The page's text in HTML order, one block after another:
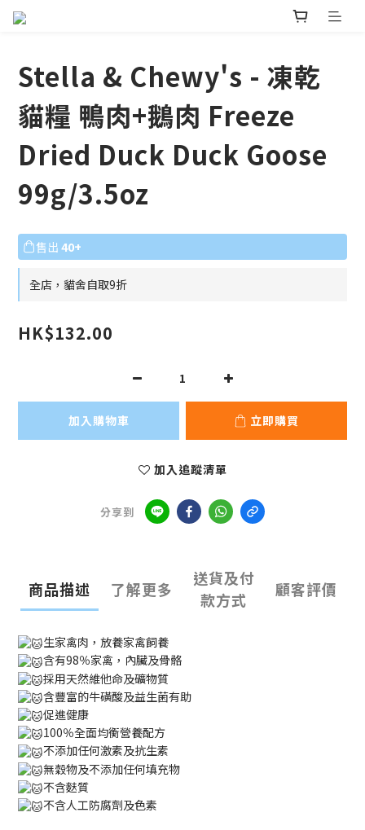
Stella & Chewy's - 凍乾
貓糧 鴨肉+鵝肉 Freeze
Dried Duck Duck Goose
99g/3.5oz
售出 40+
全店，貓舍自取9折
HK$132.00
加入購物車 立即購買
加入追蹤清單
分享到
商品描述 了解更多
送貨及付
款方式
顧客評價
生家禽肉，放養家禽飼養
含有98％家禽，內臟及骨骼
採用天然維他命及礦物質
含豐富的牛磺酸及益生菌有助
促進健康
100％全面均衡營養配方
不添加任何激素及抗生素
無穀物及不添加任何填充物
不含麩質
不含人工防腐劑及色素